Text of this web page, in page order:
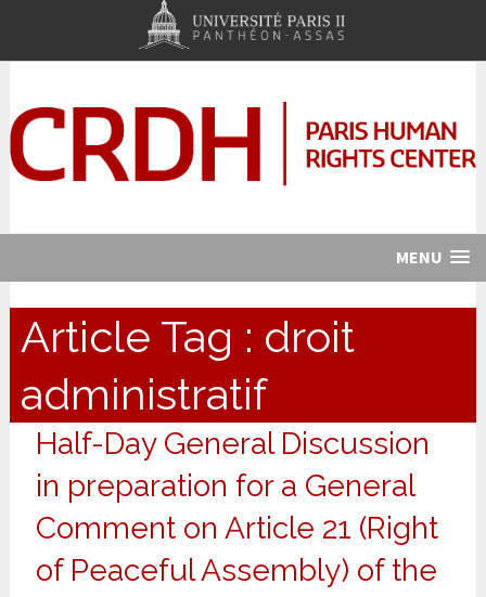
MENU
Article Tag : droit
administratif
Half-Day General Discussion
in preparation for a General
Comment on Article 21 (Right
of Peaceful Assembly) of the